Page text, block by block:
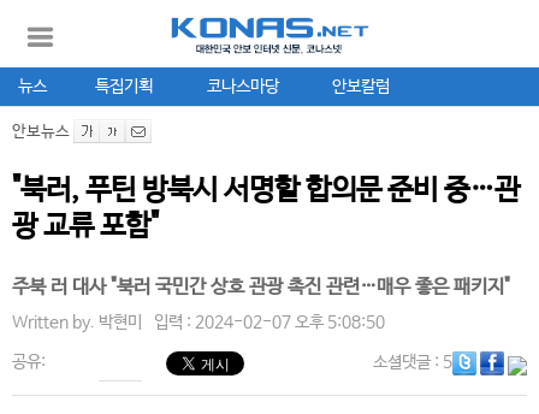
뉴스 특집기획 코나스마당 안보칼럼
안보뉴스
"북러, 푸틴 방북시 서명할 합의문 준비 중…관
광 교류 포함"
주북 러 대사 "북러 국민간 상호 관광 촉진 관련…매우 좋은 패키지"
Written by. 박현미 입력 : 2024-02-07 오후 5:08:50
공유: 소셜댓글: 5